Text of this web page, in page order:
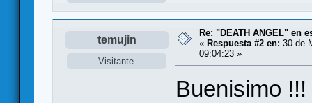
temujin
Visitante
Re: "DEATH ANGEL" en
« Respuesta #2 en: 30 de
09:04:23 »
Buenisimo !!!